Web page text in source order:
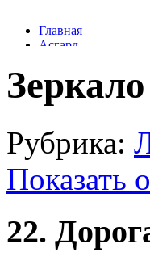
Рубрика:
Показать
22.